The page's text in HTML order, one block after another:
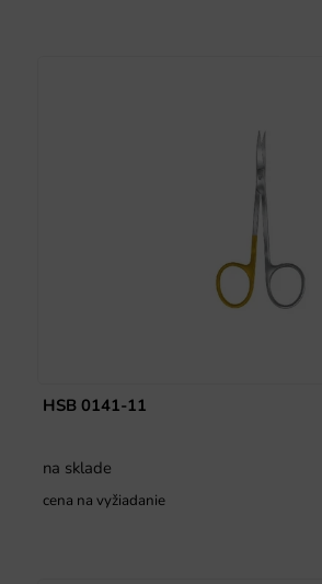
HSB 0141-11
na sklade
cena na vyžiadanie